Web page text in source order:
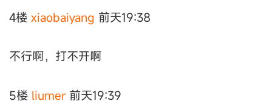
4楼 xiaobaiyang 前天19:38
不行啊，打不开啊
5楼 liumer 前天19:39